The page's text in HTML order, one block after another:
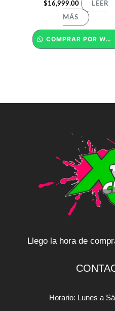
$16,999.00 LEER
MÁS
COMPRAR POR WHATSAPP
Llego la hora de
Horario: Lunes a